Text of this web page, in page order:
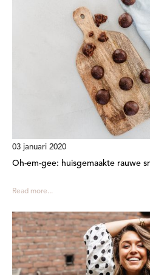
03 januari 2020
Oh-em-gee: huisgemaakte rauwe
Read more...